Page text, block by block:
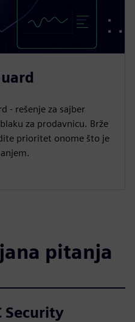
- rešenje za sajber
za prodavnicu. Brže
prioritet onome što je
pitanja
Security